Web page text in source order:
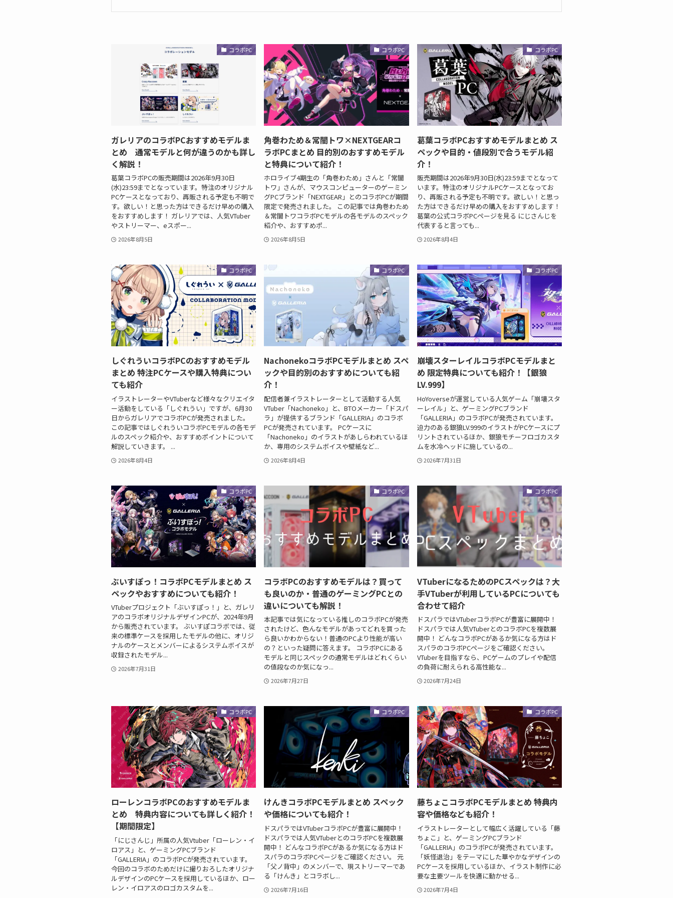
コラボPC
ガレリアのコラボPCおすすめモデルま
とめ 通常モデルと何が違うのかも詳し
く解説！
葛葉コラボPCの販売期間は2026年9月30日
(水)23:59までとなっています。特注のオリジナル
PCケースとなっており、再販される予定も不明で
す。欲しい！と思った方はできるだけ早めの購入
をおすすめします！ ガレリアでは、人気VTuber
やストリーマー、eスポー...
2026年8月5日
コラボPC
角巻わため＆常闇トワ×NEXTGEARコ
ラボPCまとめ 目的別のおすすめモデル
と特典について紹介！
ホロライブ4期生の「角巻わため」さんと「常闇
トワ」さんが、マウスコンピューターのゲーミン
グPCブランド「NEXTGEAR」とのコラボPCが期間
限定で発売されました。 この記事では角巻わため
＆常闇トワコラボPCモデルの各モデルのスペック
紹介や、おすすめポ...
2026年8月5日
コラボPC
葛葉コラボPCおすすめモデルまとめ ス
ペックや目的・値段別で合うモデル紹
介！
販売期間は2026年9月30日(水)23:59までとなって
います。特注のオリジナルPCケースとなってお
り、再販される予定も不明です。欲しい！と思っ
た方はできるだけ早めの購入をおすすめします！
葛葉の公式コラボPCページを見る にじさんじを
代表すると言っても...
2026年8月4日
コラボPC
しぐれういコラボPCのおすすめモデル
まとめ 特注PCケースや購入特典につい
ても紹介
イラストレーターやVTuberなど様々なクリエイタ
ー活動をしている「しぐれうい」ですが、6月30
日からガレリアでコラボPCが発売されました。
この記事ではしぐれういコラボPCモデルの各モデ
ルのスペック紹介や、おすすめポイントについて
解説していきます。 ...
2026年8月4日
コラボPC
NachonekoコラボPCモデルまとめ スペ
ックや目的別のおすすめについても紹
介！
配信者兼イラストレーターとして活動する人気
VTuber「Nachoneko」と、BTOメーカー「ドスパ
ラ」が提供するブランド「GALLERIA」のコラボ
PCが発売されています。 PCケースに
「Nachoneko」のイラストがあしらわれているほ
か、専用のシステムボイスや壁紙など...
2026年8月4日
コラボPC
崩壊スターレイルコラボPCモデルまと
め 限定特典についても紹介！【銀狼
LV.999】
HoYoverseが運営している人気ゲーム「崩壊スタ
ーレイル」と、ゲーミングPCブランド
「GALLERIA」のコラボPCが発売されています。
迫力のある銀狼LV.999のイラストがPCケースにプ
リントされているほか、銀狼モチーフロゴカスタ
ムを水冷ヘッドに施しているの...
2026年7月31日
コラボPC
ぶいすぽっ！コラボPCモデルまとめ ス
ペックやおすすめについても紹介！
VTuberプロジェクト「ぶいすぽっ！」と、ガレリ
アのコラボオリジナルデザインPCが、2024年9月
から販売されています。 ぶいすぽコラボでは、従
来の標準ケースを採用したモデルの他に、オリジ
ナルのケースとメンバーによるシステムボイスが
収録されたモデル...
2026年7月31日
コラボPC
コラボPCのおすすめモデルは？買って
も良いのか・普通のゲーミングPCとの
違いについても解説！
本記事では気になっている推しのコラボPCが発売
されたけど、色んなモデルがあってどれを買った
ら良いかわからない！普通のPCより性能が高い
の？といった疑問に答えます。 コラボPCにある
モデルと同じスペックの通常モデルはどれくらい
の値段なのか気になっ...
2026年7月27日
コラボPC
VTuberになるためのPCスペックは？大
手VTuberが利用しているPCについても
合わせて紹介
ドスパラではVTuberコラボPCが豊富に展開中！
ドスパラでは人気VTuberとのコラボPCを複数展
開中！ どんなコラボPCがあるか気になる方はド
スパラのコラボPCページをご確認ください。
VTuberを目指すなら、PCゲームのプレイや配信
の負荷に耐えられる高性能な...
2026年7月24日
コラボPC
ローレンコラボPCのおすすめモデルま
とめ 特典内容についても詳しく紹介！
【期間限定】
「にじさんじ」所属の人気Vtuber「ローレン・イ
ロアス」と、ゲーミングPCブランド
「GALLERIA」のコラボPCが発売されています。
今回のコラボのためだけに撮りおろしたオリジナ
ルデザインのPCケースを採用しているほか、ロー
レン・イロアスのロゴカスタムを...
コラボPC
けんきコラボPCモデルまとめ スペック
や価格についても紹介！
ドスパラではVTuberコラボPCが豊富に展開中！
ドスパラでは人気VTuberとのコラボPCを複数展
開中！ どんなコラボPCがあるか気になる方はド
スパラのコラボPCページをご確認ください。 元
「父ノ背中」のメンバーで、現ストリーマーであ
る「けんき」とコラボし...
2026年7月16日
コラボPC
藤ちょこコラボPCモデルまとめ 特典内
容や価格なども紹介！
イラストレーターとして幅広く活躍している「藤
ちょこ」と、ゲーミングPCブランド
「GALLERIA」のコラボPCが発売されています。
「妖怪退治」をテーマにした華やかなデザインの
PCケースを採用しているほか、イラスト制作に必
要な主要ツールを快適に動かせる...
2026年7月4日